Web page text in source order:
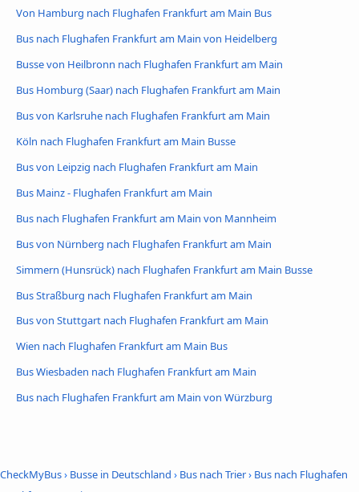
Von Hamburg nach Flughafen Frankfurt am Main Bus
Bus nach Flughafen Frankfurt am Main von Heidelberg
Busse von Heilbronn nach Flughafen Frankfurt am Main
Bus Homburg (Saar) nach Flughafen Frankfurt am Main
Bus von Karlsruhe nach Flughafen Frankfurt am Main
Köln nach Flughafen Frankfurt am Main Busse
Bus von Leipzig nach Flughafen Frankfurt am Main
Bus Mainz - Flughafen Frankfurt am Main
Bus nach Flughafen Frankfurt am Main von Mannheim
Bus von Nürnberg nach Flughafen Frankfurt am Main
Simmern (Hunsrück) nach Flughafen Frankfurt am Main Busse
Bus Straßburg nach Flughafen Frankfurt am Main
Bus von Stuttgart nach Flughafen Frankfurt am Main
Wien nach Flughafen Frankfurt am Main Bus
Bus Wiesbaden nach Flughafen Frankfurt am Main
Bus nach Flughafen Frankfurt am Main von Würzburg
CheckMyBus› Busse in Deutschland › Bus nach Trier› Bus nach Flughafen